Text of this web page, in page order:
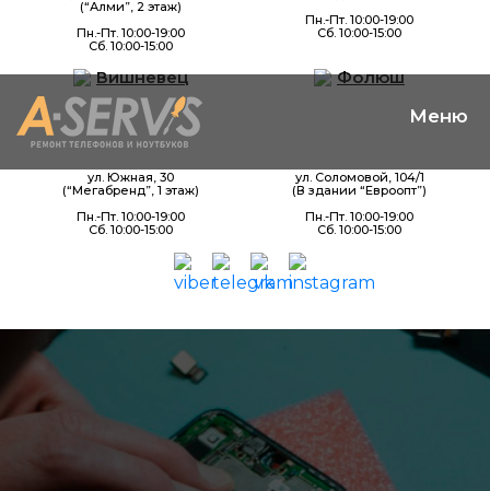
(“Алми”, 2 этаж)
Пн.-Пт. 10:00-19:00
Сб. 10:00-15:00
Пн.-Пт. 10:00-19:00
Сб. 10:00-15:00
Вишневец
ул. Южная, 30
(“Мегабренд”, 1 этаж)
Пн.-Пт. 10:00-19:00
Сб. 10:00-15:00
Фолюш
ул. Соломовой, 104/1
(В здании “Евроопт”)
Пн.-Пт. 10:00-19:00
Сб. 10:00-15:00